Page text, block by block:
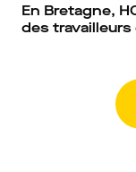
En Bretagne,
des